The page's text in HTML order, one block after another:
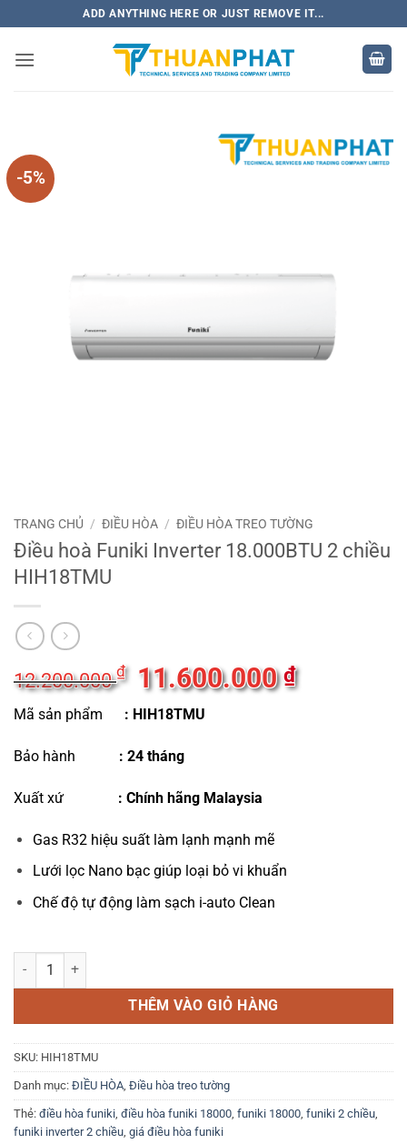
qua
nội
ADD ANYTHING HERE OR JUST REMOVE IT...
-5%
TRANG CHỦ / ĐIỀU HÒA / ĐIỀU HÒA TREO TƯỜNG
Điều hoà Funiki Inverter 18.000BTU 2 chiều
HIH18TMU
12.200.000₫
Giá
gốc
là:
11.600.000₫Giá
hiện
Mã sản phẩm : HIH18TMU
Bảo hành : 24 tháng
Xuất xứ : Chính hãng Malaysia
Gas R32 hiệu suất làm lạnh mạnh mẽ
Lưới lọc Nano bạc giúp loại bỏ vi khuẩn
Chế độ tự động làm sạch i-auto Clean
Điều hoà Funiki Inverter 18.000BTU 2 chiều HIH18TMU số lượng
THÊM VÀO GIỎ HÀNG
SKU: HIH18TMU
Danh mục: ĐIỀU HÒA Điều hòa treo tường
Thẻ: điều hòa funiki điều hòa funiki 18000 funiki 18000 funiki 2 chiều
funiki inverter 2 chiều giá điều hòa funiki